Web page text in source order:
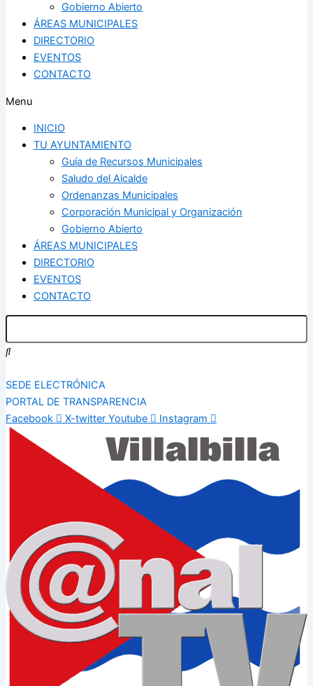
Gobierno Abierto
ÁREAS MUNICIPALES
DIRECTORIO
EVENTOS
CONTACTO
Menu
INICIO
TU AYUNTAMIENTO
Guía de Recursos Municipales
Saludo del Alcalde
Ordenanzas Municipales
Corporación Municipal y Organización
Gobierno Abierto
ÁREAS MUNICIPALES
DIRECTORIO
EVENTOS
CONTACTO
SEDE ELECTRÓNICA
PORTAL DE TRANSPARENCIA
Facebook
X-twitter Youtube Instagram